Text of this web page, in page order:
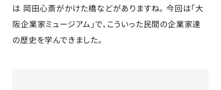
は 岡田心斎がかけた橋などがありますね。 今回は「大
阪企業家ミュージアム」で、こういった民間の企業家達
の歴史を学んできました。